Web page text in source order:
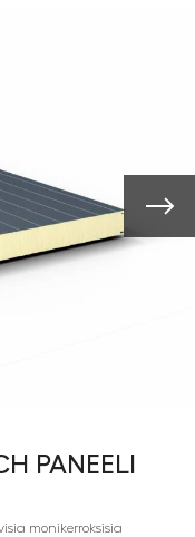
PANEELI
monikerroksisia